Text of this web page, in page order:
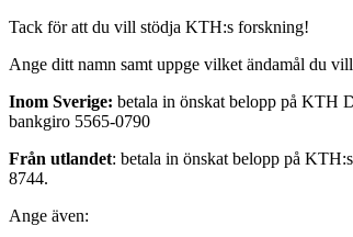
Tack för att du vill stödja KTH:s forskning!
Ange ditt namn samt uppge vilket ändamål du
Inom Sverige: betala in önskat belopp på KTH
bankgiro 5565-0790
Från utlandet: betala in önskat belopp på
8744.
Ange även: